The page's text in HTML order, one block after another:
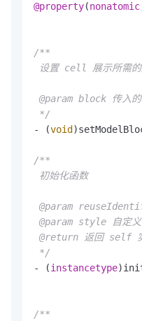
@property(nonatomic
/**
设置 cell 展示所需的
@param block 传入
*/
- (void
/**
初始化函数
@param
@param style 自定
@return 返回 self
*/
- (instancetype
/**